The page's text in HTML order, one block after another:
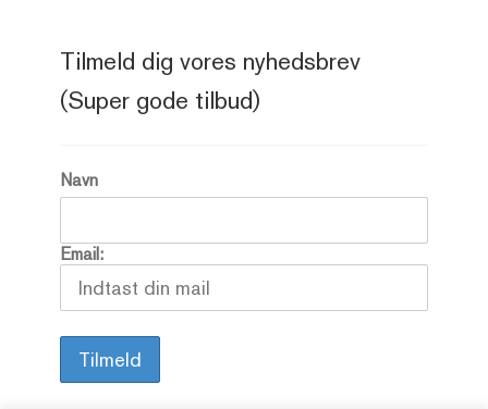
Tilmeld dig vores nyhedsbrev
(Super gode tilbud)
Navn
Email: